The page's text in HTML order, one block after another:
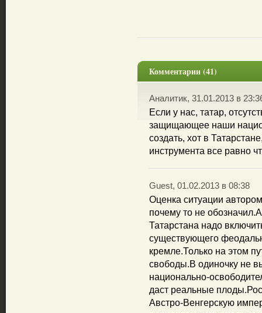
Комментарии (41)
Аналитик, 31.01.2013 в
Если у нас, татар,
защищающее наши
создать, хот в
инструмента все равно
Guest, 01.02.2013 в 08:38
Оценка ситуации
почему то не
Татарстана надо
существующего
кремле.Только на этом
свободы.В одиночку не
национально-
даст реальные
Австро-Венгерскую